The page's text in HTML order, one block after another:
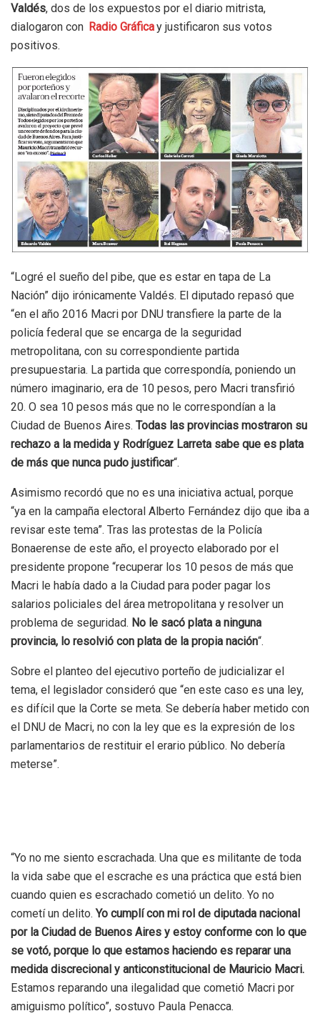
Valdés, dos de los expuestos por el diario mitrista,
dialogaron con Radio Gráficay justificaron sus votos
positivos.
“Logré el sueño del pibe, que es estar en tapa de La
Nación” dijo irónicamente Valdés. El diputado repasó que
“en el año 2016 Macri por DNU transfiere la parte de la
policía federal que se encarga de la seguridad
metropolitana, con su correspondiente partida
presupuestaria. La partida que correspondía, poniendo un
número imaginario, era de 10 pesos, pero Macri transfirió
20. O sea 10 pesos más que no le correspondían a la
Ciudad de Buenos Aires. Todas las provincias mostraron su
rechazo a la medida y Rodríguez Larreta sabe que es plata
de más que nunca pudo justificar“.
Asimismo recordó que no es una iniciativa actual, porque
“ya en la campaña electoral Alberto Fernández dijo que iba a
revisar este tema”. Tras las protestas de la Policía
Bonaerense de este año, el proyecto elaborado por el
presidente propone “recuperar los 10 pesos de más que
Macri le había dado a la Ciudad para poder pagar los
salarios policiales del área metropolitana y resolver un
problema de seguridad. No le sacó plata a ninguna
provincia, lo resolvió con plata de la propia nación“.
Sobre el planteo del ejecutivo porteño de judicializar el
tema, el legislador consideró que “en este caso es una ley,
es difícil que la Corte se meta. Se debería haber metido con
el DNU de Macri, no con la ley que es la expresión de los
parlamentarios de restituir el erario público. No debería
meterse”.
“Yo no me siento escrachada. Una que es militante de toda
la vida sabe que el escrache es una práctica que está bien
cuando quien es escrachado cometió un delito. Yo no
cometí un delito.Yo cumplí con mi rol de diputada nacional
por la Ciudad de Buenos Aires y estoy conforme con lo que
se votó, porque lo que estamos haciendo es reparar una
medida discrecional y anticonstitucional de Mauricio Macri.
Estamos reparando una ilegalidad que cometió Macri por
amiguismo político”, sostuvo Paula Penacca.